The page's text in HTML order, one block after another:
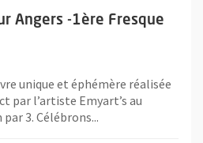
Angers -1ère Fresque
unique et éphémère réalisée
par l’artiste Emyart’s au
3. Célébrons...